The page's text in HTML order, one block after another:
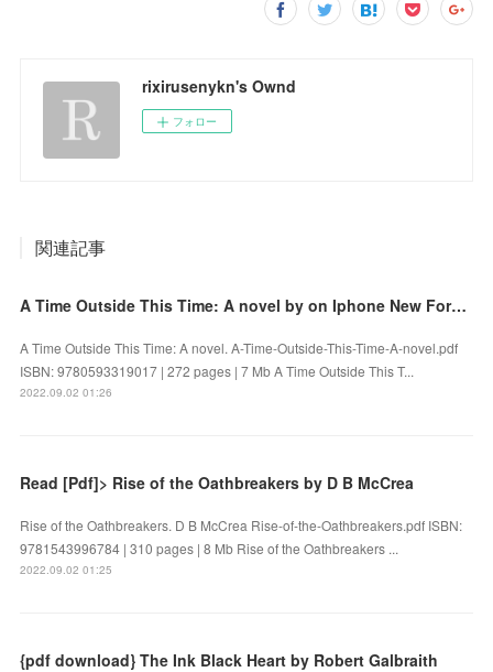
rixirusenykn's Ownd
フォロー
関連記事
A Time Outside This Time: A novel by on Iphone New Format
A Time Outside This Time: A novel. A-Time-Outside-This-Time-A-novel.pdf
ISBN: 9780593319017 | 272 pages | 7 Mb A Time Outside This T...
2022.09.02 01:26
Read [Pdf]> Rise of the Oathbreakers by D B McCrea
Rise of the Oathbreakers. D B McCrea Rise-of-the-Oathbreakers.pdf ISBN:
9781543996784 | 310 pages | 8 Mb Rise of the Oathbreakers ...
2022.09.02 01:25
{pdf download} The Ink Black Heart by Robert Galbraith